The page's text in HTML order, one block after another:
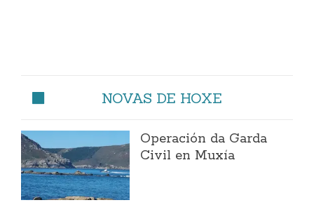
NOVAS DE HOXE
Operación da Garda
Civil en Muxía